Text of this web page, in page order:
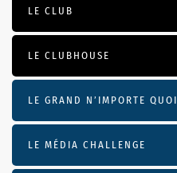
LE CLUB
LE CLUBHOUSE
LE GRAND N’IMPORTE QUOI
LE MÉDIA CHALLENGE